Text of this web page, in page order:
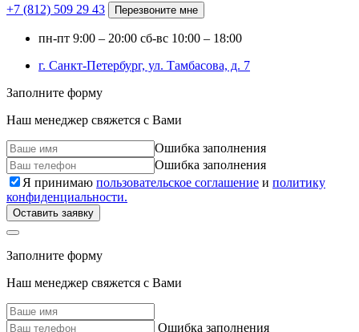
+7 (812) 509 29 43 Перезвоните мне
пн-пт 9:00 – 20:00 сб-вс 10:00 – 18:00
г. Санкт-Петербург, ул. Тамбасова, д. 7
Заполните форму
Наш менеджер свяжется с Вами
Ошибка заполнения
Ошибка заполнения
Я принимаю пользовательское соглашение и политику
конфиденциальности.
Оставить заявку
Заполните форму
Наш менеджер свяжется с Вами
Ошибка заполнения